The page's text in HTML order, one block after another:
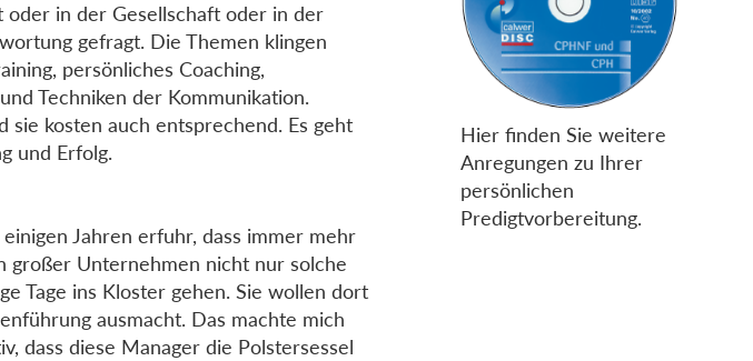
in der Gesellschaft oder in der
gefragt. Die Themen klingen
persönliches Coaching,
Techniken der Kommunikation.
sie kosten auch entsprechend. Es geht
und Erfolg.
Jahren erfuhr, dass immer mehr
großer Unternehmen nicht nur solche
Tage ins Kloster gehen. Sie wollen dort
ausmacht. Das machte mich
dass diese Manager die Polstersessel
Hier finden Sie weitere
Anregungen zu Ihrer
persönlichen
Predigtvorbereitung.